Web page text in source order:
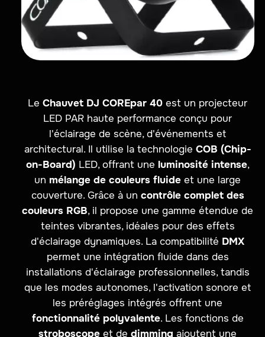
LeChauvet DJ COREpar 40 est un projecteur
LED PAR haute performance conçu pour
l'éclairage de scène, d'événements et
architectural. Il utilise la technologie COB (Chip-
on-Board) LED, offrant une luminosité intense,
un mélange de couleurs fluide et une large
couverture. Grâce à un contrôle complet des
couleurs RGB, il propose une gamme étendue de
teintes vibrantes, idéales pour des effets
d'éclairage dynamiques. La compatibilité DMX
permet une intégration fluide dans des
installations d'éclairage professionnelles, tandis
que les modes autonomes, l'activation sonore et
les préréglages intégrés offrent une
fonctionnalité polyvalente. Les fonctions de
stroboscope et dedimming ajoutent une